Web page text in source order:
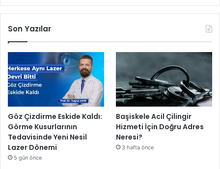
Son Yazılar
Göz Çizdirme Eskide Kaldı:
Görme Kusurlarının
Tedavisinde Yeni Nesil
Lazer Dönemi
5 gün önce
Başiskele Acil Çilingir
Hizmeti İçin Doğru Adres
Neresi?
3 hafta önce